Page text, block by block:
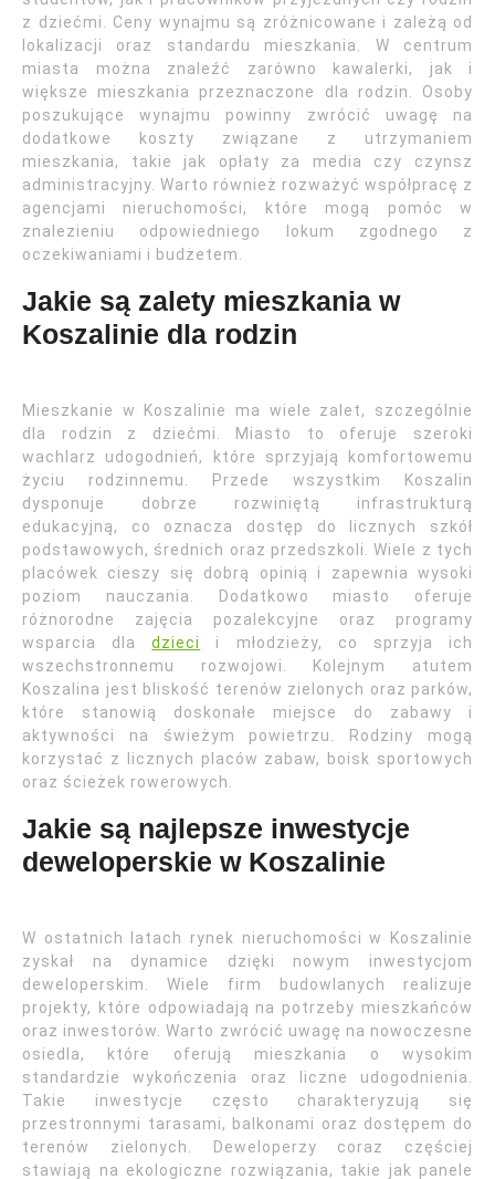
z dziećmi. Ceny wynajmu są zróżnicowane i zależą od
lokalizacji oraz standardu mieszkania. W centrum
miasta można znaleźć zarówno kawalerki, jak i
większe mieszkania przeznaczone dla rodzin. Osoby
poszukujące wynajmu powinny zwrócić uwagę na
dodatkowe koszty związane z utrzymaniem
mieszkania, takie jak opłaty za media czy czynsz
administracyjny. Warto również rozważyć współpracę z
agencjami nieruchomości, które mogą pomóc w
znalezieniu odpowiedniego lokum zgodnego z
oczekiwaniami i budżetem.
Jakie są zalety mieszkania w
Koszalinie dla rodzin
Mieszkanie w Koszalinie ma wiele zalet, szczególnie
dla rodzin z dziećmi. Miasto to oferuje szeroki
wachlarz udogodnień, które sprzyjają komfortowemu
życiu rodzinnemu. Przede wszystkim Koszalin
dysponuje dobrze rozwiniętą infrastrukturą
edukacyjną, co oznacza dostęp do licznych szkół
podstawowych, średnich oraz przedszkoli. Wiele z tych
placówek cieszy się dobrą opinią i zapewnia wysoki
poziom nauczania. Dodatkowo miasto oferuje
różnorodne zajęcia pozalekcyjne oraz programy
wsparcia dladzieci
i młodzieży, co sprzyja ich
wszechstronnemu rozwojowi. Kolejnym atutem
Koszalina jest bliskość terenów zielonych oraz parków,
które stanowią doskonałe miejsce do zabawy i
aktywności na świeżym powietrzu. Rodziny mogą
korzystać z licznych placów zabaw, boisk sportowych
oraz ścieżek rowerowych.
Jakie są najlepsze inwestycje
deweloperskie w Koszalinie
W ostatnich latach rynek nieruchomości w Koszalinie
zyskał na dynamice dzięki nowym inwestycjom
deweloperskim. Wiele firm budowlanych realizuje
projekty, które odpowiadają na potrzeby mieszkańców
oraz inwestorów. Warto zwrócić uwagę na nowoczesne
osiedla, które oferują mieszkania o wysokim
standardzie wykończenia oraz liczne udogodnienia.
Takie inwestycje często charakteryzują się
przestronnymi tarasami, balkonami oraz dostępem do
terenów zielonych. Deweloperzy coraz częściej
stawiają na ekologiczne rozwiązania, takie jak panele